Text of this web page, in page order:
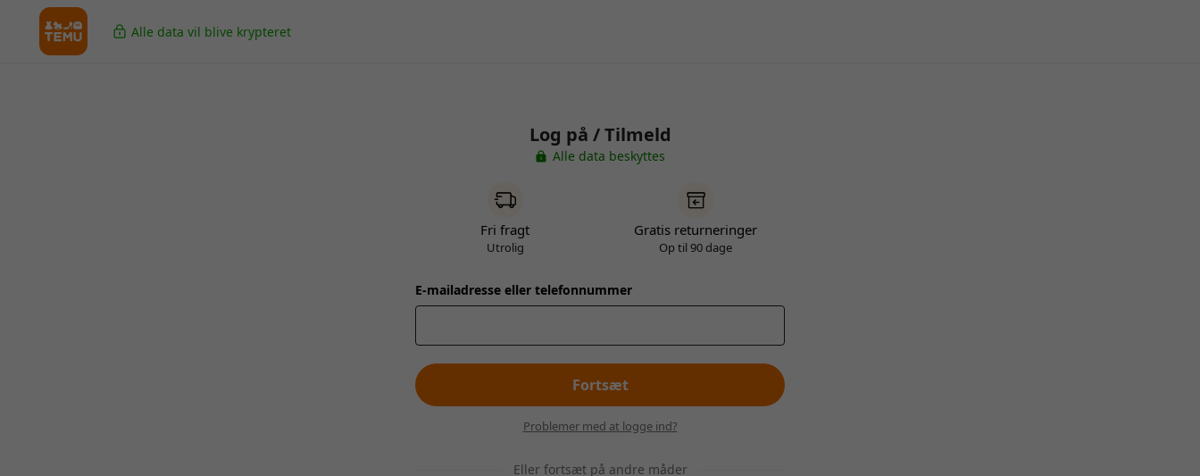
Alle data vil blive krypteret
Log på / Tilmeld
Alle data beskyttes
Fri fragt
Utrolig
Gratis returneringer
Op til 90 dage
E-mailadresse eller telefonnummer
Fortsæt
Problemer med at logge ind?
Eller fortsæt på andre måder